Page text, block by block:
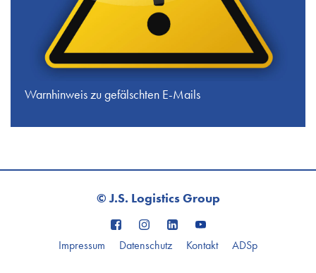
Warnhinweis zu gefälschten E-Mails
© J.S. Logistics Group
Impressum Datenschutz Kontakt ADSp